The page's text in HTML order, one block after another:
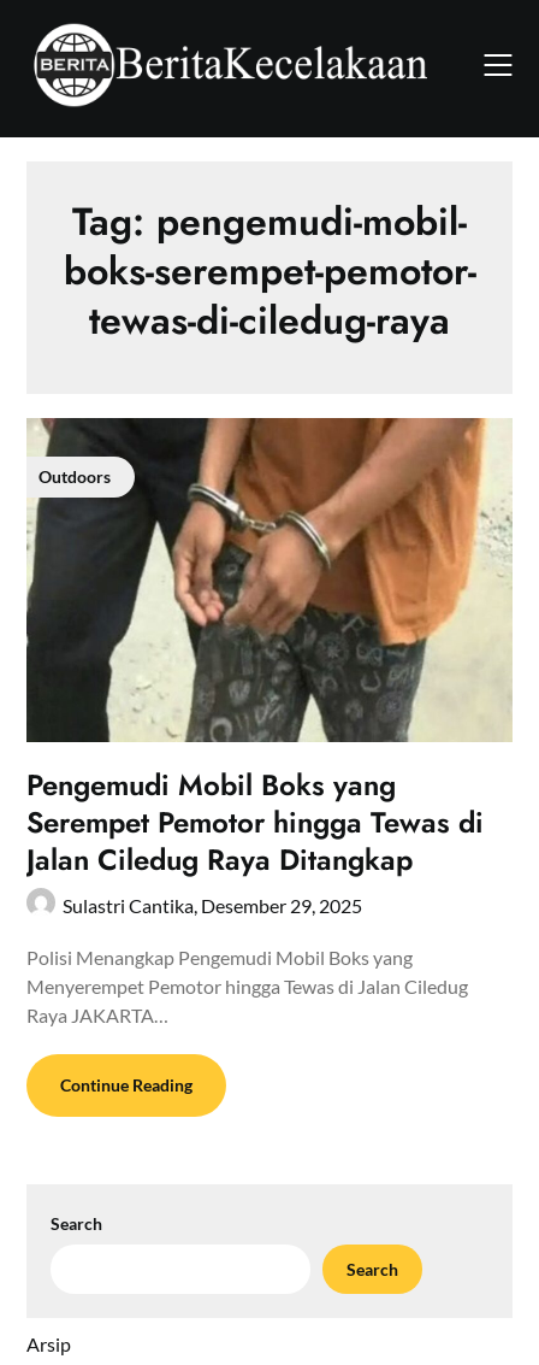
content
Tag: pengemudi-mobil-
boks-serempet-pemotor-
tewas-di-ciledug-raya
Outdoors
Pengemudi Mobil Boks yang
Serempet Pemotor hingga Tewas di
Jalan Ciledug Raya Ditangkap
Sulastri Cantika, Desember 29, 2025
Polisi Menangkap Pengemudi Mobil Boks yang
Menyerempet Pemotor hingga Tewas di Jalan Ciledug
Raya JAKARTA…
Continue Reading
Search
Search
Arsip